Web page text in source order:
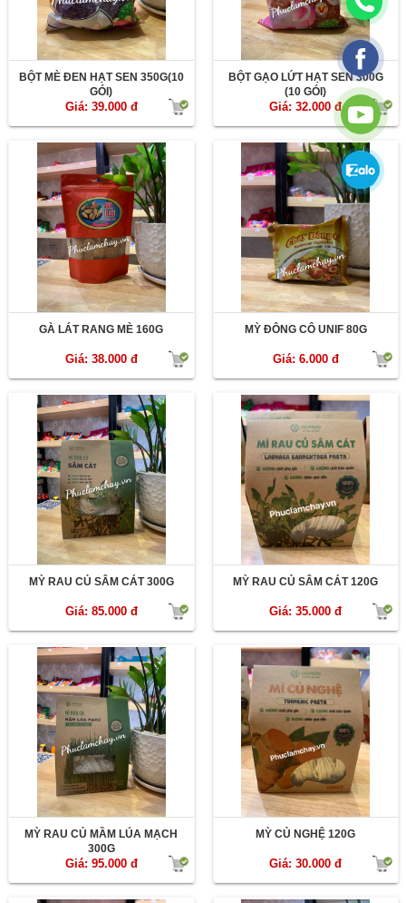
BỘT MÈ ĐEN HẠT SEN 350G(10
GÓI)
Giá: 39.000 đ
BỘT GẠO LỨT HẠT SEN 300G
(10 GÓI)
Giá: 32.000 đ
GÀ LÁT RANG MÈ 160G
Giá: 38.000 đ
MỲ ĐÔNG CÔ UNIF 80G
Giá: 6.000 đ
MỲ RAU CỦ SÂM CÁT 300G
Giá: 85.000 đ
MỲ RAU CỦ SÂM CÁT 120G
Giá: 35.000 đ
MỲ RAU CỦ MẦM LÚA MẠCH
300G
Giá: 95.000 đ
MỲ CỦ NGHỆ 120G
Giá: 30.000 đ